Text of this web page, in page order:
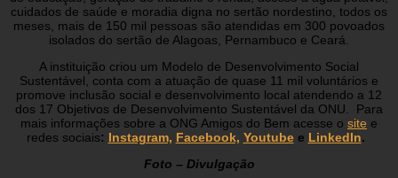
cuidados de saúde e moradia digna no sertão nordestino, todos os
meses, mais de 150 mil pessoas são atendidas em 300 povoados
isolados do sertão de Alagoas, Pernambuco e Ceará.
A instituição criou um Modelo de Desenvolvimento Social
Sustentável, conta com a atuação de quase 11 mil voluntários e
promove inclusão social e desenvolvimento local atendendo a 12
dos 17 Objetivos de Desenvolvimento Sustentável da ONU. Para
mais informações sobre a ONG Amigos do Bem acesse o site e
redes sociais: Instagram, Facebook, Youtubee LinkedIn.
Foto – Divulgação